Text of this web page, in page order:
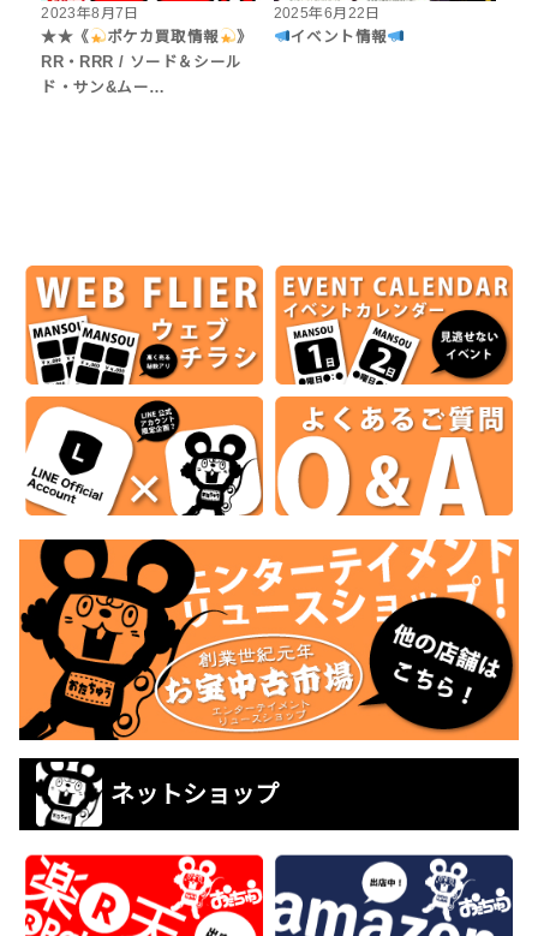
2023年8月7日
★★《
ポケカ買取情報
》
RR・RRR / ソード＆シール
ド・サン&ムー…
2025年6月22日
イベント情報
ネットショップ